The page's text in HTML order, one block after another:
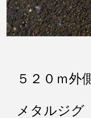
５２０ｍ
メタルジグ